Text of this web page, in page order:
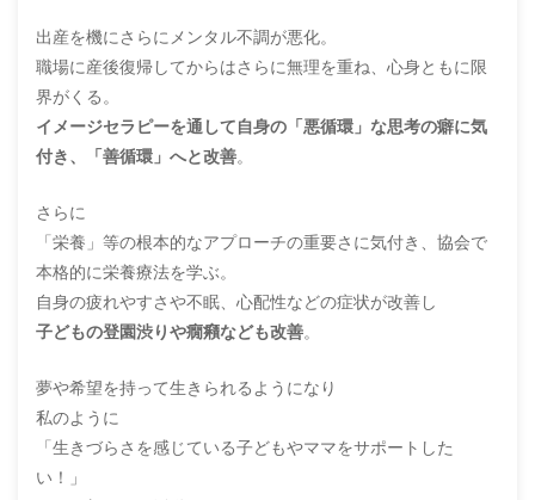
出産を機にさらにメンタル不調が悪化。
職場に産後復帰してからはさらに無理を重ね、心身ともに限
界がくる。
イメージセラピーを通して自身の「悪循環」な思考の癖に気
付き、「善循環」へと改善。
さらに
「栄養」等の根本的なアプローチの重要さに気付き、協会で
本格的に栄養療法を学ぶ。
自身の疲れやすさや不眠、心配性などの症状が改善し
子どもの登園渋りや癇癪なども改善。
夢や希望を持って生きられるようになり
私のように
「生きづらさを感じている子どもやママをサポートした
い！」